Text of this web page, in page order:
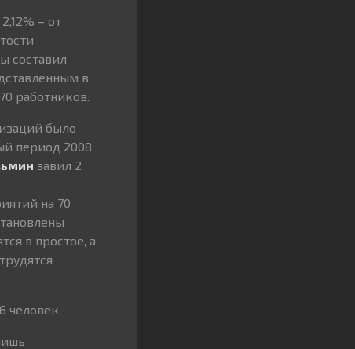
– от
составил
в
работников.
было
период 2008
завил 2
на 70
в простое, а
человек.